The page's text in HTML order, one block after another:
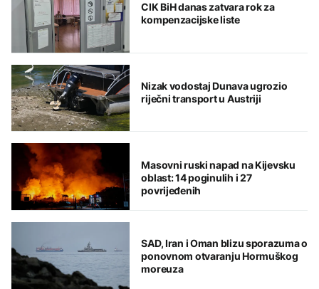
CIK BiH danas zatvara rok za
kompenzacijske liste
Nizak vodostaj Dunava ugrozio
riječni transport u Austriji
Masovni ruski napad na Kijevsku
oblast: 14 poginulih i 27
povrijeđenih
SAD, Iran i Oman blizu sporazuma o
ponovnom otvaranju Hormuškog
moreuza